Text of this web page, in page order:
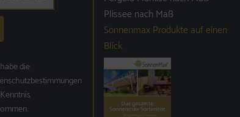
die
Plissee nach Maß
Sonnenmax Produkte auf einen
Blick